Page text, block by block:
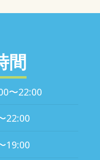
間
〜22:00
22:00
19:00